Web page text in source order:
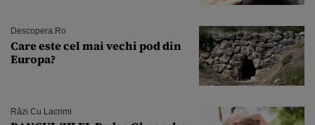
Descopera.ro
Care este cel mai vechi pod din
Europa?
Râzi Cu Lacrimi